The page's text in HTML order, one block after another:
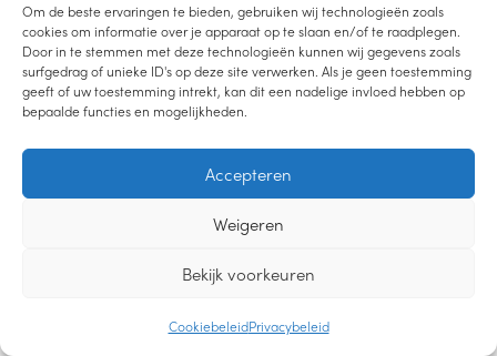
Om de beste ervaringen te bieden, gebruiken wij technologieën zoals
cookies om informatie over je apparaat op te slaan en/of te raadplegen.
Door in te stemmen met deze technologieën kunnen wij gegevens zoals
surfgedrag of unieke ID's op deze site verwerken. Als je geen toestemming
geeft of uw toestemming intrekt, kan dit een nadelige invloed hebben op
bepaalde functies en mogelijkheden.
Accepteren
Weigeren
Bekijk voorkeuren
CookiebeleidPrivacybeleid